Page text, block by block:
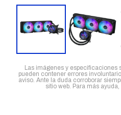
Las imágenes y especificaciones
pueden contener errores
aviso. Ante la duda corroborar
sitio web. Para más